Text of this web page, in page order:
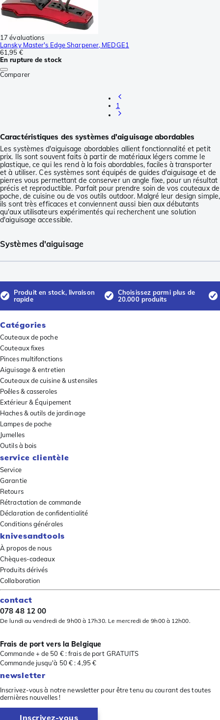
17 évaluations
Lansky Master's Edge Sharpener, MEDGE1
61,95 €
En rupture de stock
Comparer
1
Caractéristiques des systèmes d'aiguisage abordables
Les systèmes d'aiguisage abordables allient fonctionnalité et petit
prix. Ils sont souvent faits à partir de matériaux légers comme le
plastique, ce qui les rend à la fois abordables, faciles à transporter
et à utiliser. Ces systèmes sont équipés de guides d'aiguisage et de
pierres vous permettant de conserver un angle fixe, pour un résultat
précis et reproductible. Parfait pour prendre soin de vos couteaux de
poche, de cuisine ou de vos outils outdoor. Malgré leur design simple,
ils sont très efficaces et conviennent aussi bien aux débutants
qu'aux utilisateurs expérimentés qui recherchent une solution
d'aiguisage accessible.
Systèmes d'aiguisage
Produit en stock, livraison
rapide
Choisissez parmi plus de
20.000 produits
Catégories
Couteaux de poche
Couteaux fixes
Pinces multifonctions
Aiguisage & entretien
Couteaux de cuisine & ustensiles
Poêles & casseroles
Extérieur & Équipement
Haches & outils de jardinage
Lampes de poche
Jumelles
Outils à bois
service clientèle
Service
Garantie
Retours
Rétractation de commande
Déclaration de confidentialité
Conditions générales
knivesandtools
À propos de nous
Chèques-cadeaux
Produits dérivés
Collaboration
contact
078 48 12 00
De lundi au vendredi de 9h00 à 17h30. Le mercredi de 9h00 à 12h00.
Frais de port vers la Belgique
Commande + de 50 € : frais de port GRATUITS
Commande jusqu'à 50 € : 4,95 €
newsletter
Inscrivez-vous à notre newsletter pour être tenu au courant des toutes
dernières nouvelles !
Inscrivez-vous